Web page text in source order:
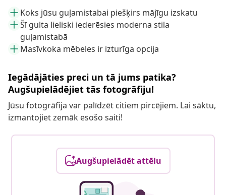
Koks jūsu guļamistabai piešķirs mājīgu izskatu
Šī gulta lieliski iederēsies moderna stila
guļamistabā
Masīvkoka mēbeles ir izturīga opcija
Iegādājāties preci un tā jums patika?
Augšupielādējiet tās fotogrāfiju!
Jūsu fotogrāfija var palīdzēt citiem pircējiem. Lai sāktu,
izmantojiet zemāk esošo saiti!
Augšupielādēt attēlu